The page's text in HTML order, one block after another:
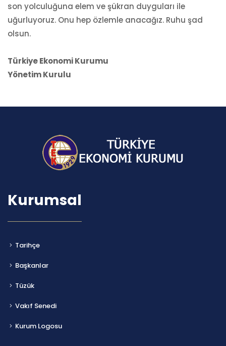
son yolculuğuna elem ve şükran duyguları ile
uğurluyoruz. Onu hep özlemle anacağız. Ruhu şad
olsun.
Türkiye Ekonomi Kurumu
Yönetim Kurulu
Kurumsal
Tarihçe
Başkanlar
Tüzük
Vakıf Senedi
Kurum Logosu